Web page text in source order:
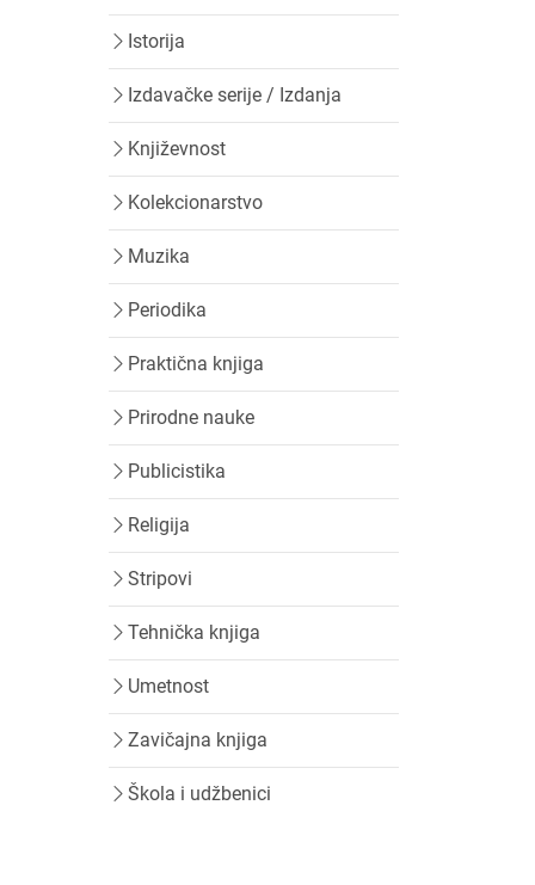
Istorija
Izdavačke serije / Izdanja
Književnost
Kolekcionarstvo
Muzika
Periodika
Praktična knjiga
Prirodne nauke
Publicistika
Religija
Stripovi
Tehnička knjiga
Umetnost
Zavičajna knjiga
Škola i udžbenici